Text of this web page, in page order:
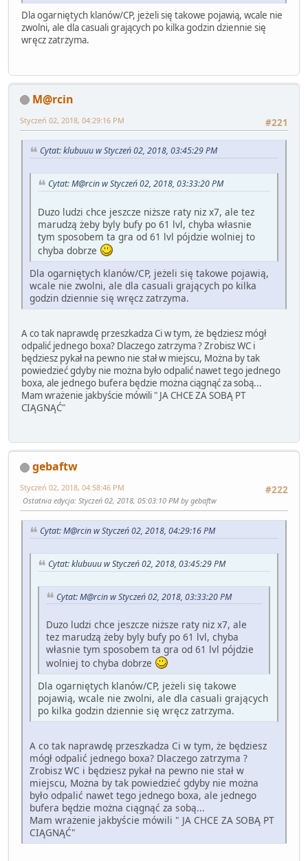
Dla ogarniętych klanów/CP, jeżeli się takowe pojawią, wcale nie
zwolni, ale dla casuali grających po kilka godzin dziennie się
wręcz zatrzyma.
M@rcin
#221
Styczeń 02, 2018, 04:29:16 PM
Cytat: klubuuu w Styczeń 02, 2018, 03:45:29 PM
Cytat: M@rcin w Styczeń 02, 2018, 03:33:20 PM
Duzo ludzi chce jeszcze niższe raty niz x7, ale tez
marudzą żeby byly bufy po 61 lvl, chyba własnie
tym sposobem ta gra od 61 lvl pójdzie wolniej to
chyba dobrze
Dla ogarniętych klanów/CP, jeżeli się takowe pojawią,
wcale nie zwolni, ale dla casuali grających po kilka
godzin dziennie się wręcz zatrzyma.
A co tak naprawdę przeszkadza Ci w tym, że będziesz mógł
odpalić jednego boxa? Dlaczego zatrzyma ? Zrobisz WC i
będziesz pykał na pewno nie stał w miejscu, Można by tak
powiedzieć gdyby nie można było odpalić nawet tego jednego
boxa, ale jednego bufera będzie można ciągnąć za sobą...
Mam wrażenie jakbyście mówili " JA CHCE ZA SOBĄ PT
CIĄGNĄĆ"
gebaftw
#222
Styczeń 02, 2018, 04:58:46 PM
Ostatnia edycja: Styczeń 02, 2018, 05:03:10 PM by gebaftw
Cytat: M@rcin w Styczeń 02, 2018, 04:29:16 PM
Cytat: klubuuu w Styczeń 02, 2018, 03:45:29 PM
Cytat: M@rcin w Styczeń 02, 2018, 03:33:20 PM
Duzo ludzi chce jeszcze niższe raty niz x7, ale
tez marudzą żeby byly bufy po 61 lvl, chyba
własnie tym sposobem ta gra od 61 lvl pójdzie
wolniej to chyba dobrze
Dla ogarniętych klanów/CP, jeżeli się takowe
pojawią, wcale nie zwolni, ale dla casuali grających
po kilka godzin dziennie się wręcz zatrzyma.
A co tak naprawdę przeszkadza Ci w tym, że będziesz
mógł odpalić jednego boxa? Dlaczego zatrzyma ?
Zrobisz WC i będziesz pykał na pewno nie stał w
miejscu, Można by tak powiedzieć gdyby nie można
było odpalić nawet tego jednego boxa, ale jednego
bufera będzie można ciągnąć za sobą...
Mam wrażenie jakbyście mówili " JA CHCE ZA SOBĄ PT
CIĄGNĄĆ"